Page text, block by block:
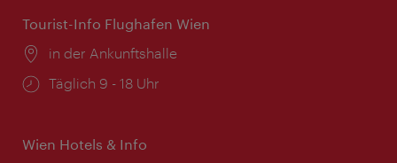
Tourist-Info Flughafen Wien
Ort:
in der Ankunftshalle
Öffnungszeiten:
Täglich 9 - 18 Uhr
Wien Hotels & Info